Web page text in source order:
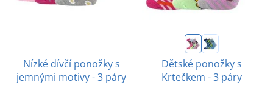
Nízké dívčí ponožky s
jemnými motivy - 3 páry
Dětské ponožky s
Krtečkem - 3 páry